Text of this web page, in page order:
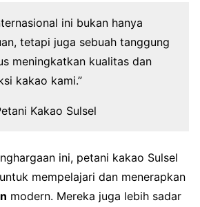
ini bukan hanya
tetapi juga sebuah tanggung
meningkatkan kualitas dan
kakao kami.”
Kakao Sulsel
ini, petani kakao Sulsel
mempelajari dan menerapkan
modern. Mereka juga lebih sadar